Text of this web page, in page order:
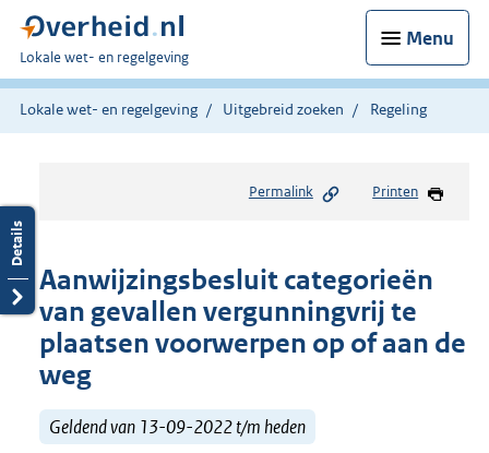
Menu
U
bent
hier:
Lokale wet- en regelgeving
Lokale wet- en regelgeving Uitgebreid zoeken Regeling
Permalink Printen
Aanwijzingsbesluit categorieën
van gevallen vergunningvrij te
plaatsen voorwerpen op of aan de
weg
Geldend van 13-09-2022 t/m heden